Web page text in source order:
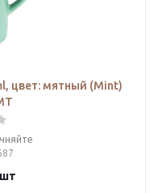
цвет: мятный (Mint)